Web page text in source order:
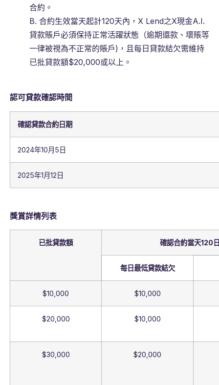
合約。
B. 合約生效當天起計120天內，X Lend之X現金A.I.
貸款賬戶必須保持正常活躍狀態（逾期還款、壞賬等
一律被視為不正常的賬戶)，且每日貸款結欠需維持
已批貸款額$20,000或以上。
認可貸款確認時間
確認貸款合約日期
2024年10月5日
2025年1月12日
獎賞詳情列表
已批貸款額 確認合約當天120
每日最低貸款結欠
$10,000 $10,000
$20,000 $10,000
$30,000 $20,000